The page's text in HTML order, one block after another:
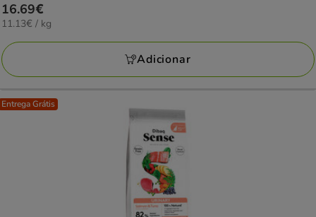
Preço
16.69€
16.69€
11.13€
KG
11.13€ / kg
Adicionar
Entrega Grátis